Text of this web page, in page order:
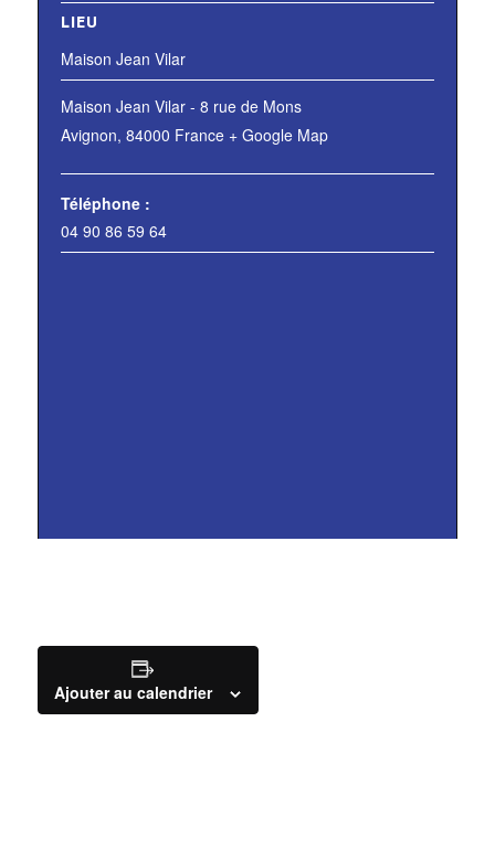
LIEU
Maison Jean Vilar
Maison Jean Vilar - 8 rue de Mons
Avignon, 84000 France + Google Map
Téléphone :
04 90 86 59 64
Ajouter au calendrier